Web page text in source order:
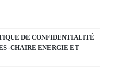
DE CONFIDENTIALITÉ
-CHAIRE ENERGIE ET